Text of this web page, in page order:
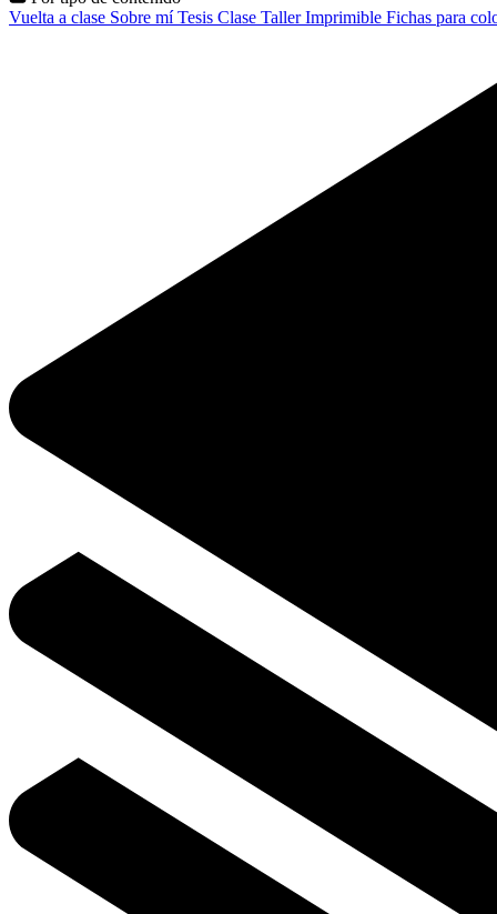
Vuelta a clase Sobre míTesis Clase TallerImprimible Fichas para